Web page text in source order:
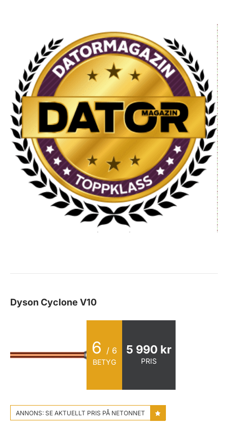
Dyson Cyclone V10
6 / 6
BETYG
5 990 kr
PRIS
ANNONS: SE AKTUELLT PRIS PÅ NETONNET